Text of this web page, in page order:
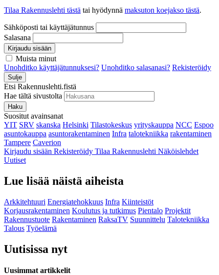
Tilaa Rakennuslehti tästä tai hyödynnä maksuton koejakso tästä.
Sähköposti tai käyttäjätunnus
Salasana
Kirjaudu sisään
Muista minut
Unohditko käyttäjätunnuksesi? Unohditko salasanasi? Rekisteröidy
Sulje
Etsi Rakennuslehti.fistä
Hae tältä sivustolta
Haku
Suositut avainsanat
YIT SRV skanska Helsinki Tilastokeskus yrityskauppa NCC Espoo
asuntokauppa asuntorakentaminen Infra talotekniikka rakentaminen
Tampere Caverion
Kirjaudu sisään Rekisteröidy Tilaa Rakennuslehti Näköislehdet
Uutiset
Lue lisää näistä aiheista
Arkkitehtuuri Energiatehokkuus Infra Kiinteistöt
Korjausrakentaminen Koulutus ja tutkimus Pientalo Projektit
Rakennustuote Rakentaminen RaksaTV Suunnittelu Talotekniikka
Talous Työelämä
Uutisissa nyt
Uusimmat artikkelit